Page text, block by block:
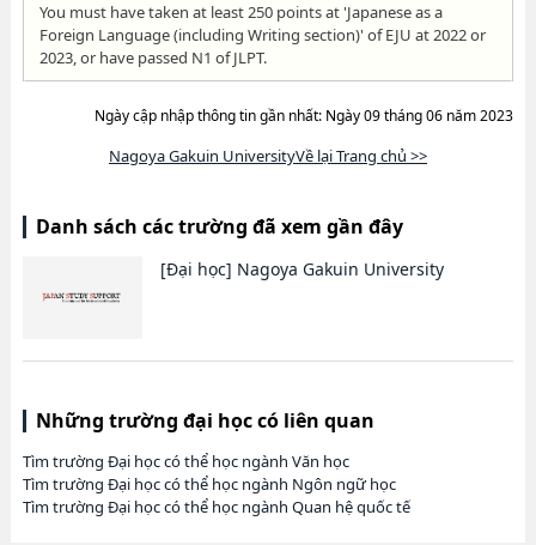
You must have taken at least 250 points at 'Japanese as a
Foreign Language (including Writing section)' of EJU at 2022 or
2023, or have passed N1 of JLPT.
Ngày cập nhập thông tin gần nhất: Ngày 09 tháng 06 năm 2023
Nagoya Gakuin UniversityVề lại Trang chủ >>
Danh sách các trường đã xem gần đây
[Đại học] Nagoya Gakuin University
Những trường đại học có liên quan
Tìm trường Đại học có thể học ngành Văn học
Tìm trường Đại học có thể học ngành Ngôn ngữ học
Tìm trường Đại học có thể học ngành Quan hệ quốc tế